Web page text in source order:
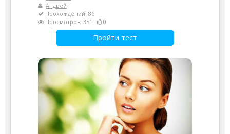
Андрей
Прохождений: 86
Просмотров: 351
0
Пройти тест